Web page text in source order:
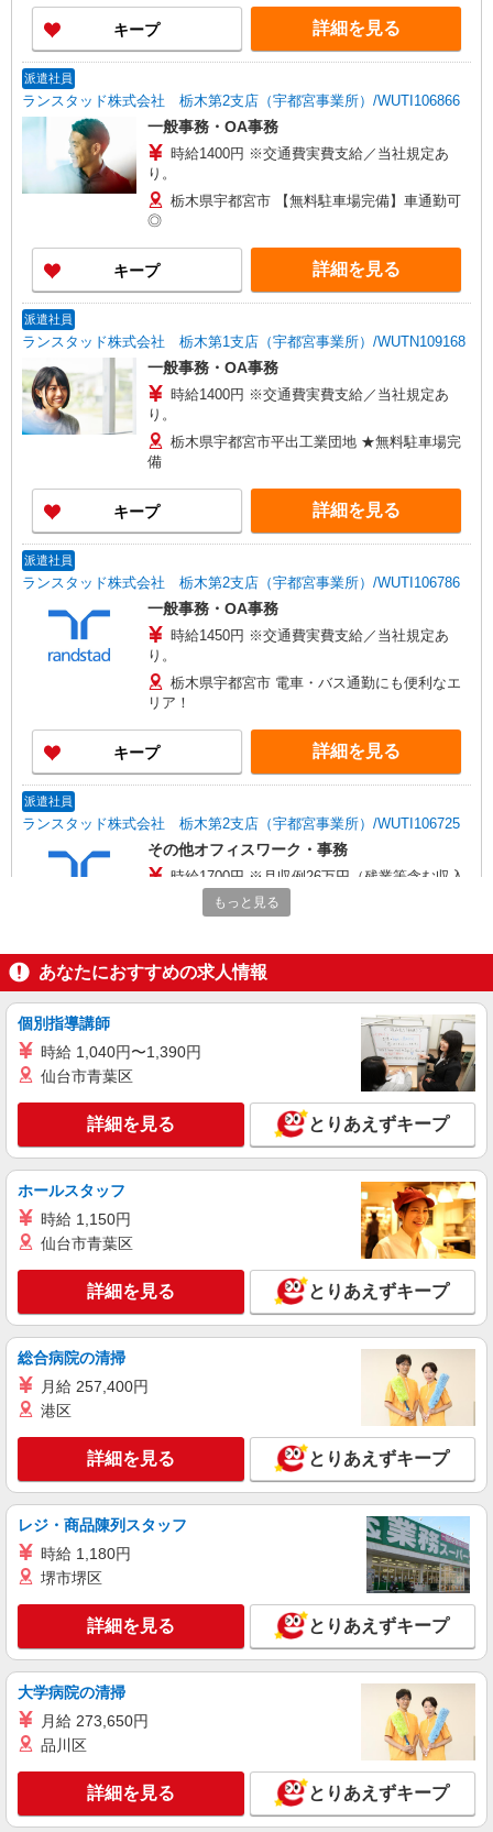
キープ 詳細を見る
派遣社員
ランスタッド株式会社 栃木第2支店（宇都宮事業所）/WUTI106866
一般事務・OA事務
時給1400円 ※交通費実費支給／当社規定あ
り。
栃木県宇都宮市 【無料駐車場完備】車通勤可
◎
キープ 詳細を見る
派遣社員
ランスタッド株式会社 栃木第1支店（宇都宮事業所）/WUTN109168
一般事務・OA事務
時給1400円 ※交通費実費支給／当社規定あ
り。
栃木県宇都宮市平出工業団地 ★無料駐車場完
備
キープ 詳細を見る
派遣社員
ランスタッド株式会社 栃木第2支店（宇都宮事業所）/WUTI106786
一般事務・OA事務
時給1450円 ※交通費実費支給／当社規定あ
り。
栃木県宇都宮市 電車・バス通勤にも便利なエ
リア！
キープ 詳細を見る
派遣社員
ランスタッド株式会社 栃木第2支店（宇都宮事業所）/WUTI106725
その他オフィスワーク・事務
時給1700円 ※月収例26万円（残業等含む収入
例） 月収例：260667円＝1700円×7時間40分×20日
勤務の場合＋残業代、交通費別途支給 ※交通費実
キープ 詳細を見る
派遣社員
ランスタッド株式会社 栃木第2支店（宇都宮事業所）/WUTI106867
時給1350円 ※交通費実費支給／当社規定あ
り。
キープ 詳細を見る
ランスタッド株式会社 栃木第2支店（宇都宮事業所）/WUTI106809
一般事務・OA事務
時給1450円 ※交通費実費支給／当社規定あ
栃木県宇都宮市 【無料駐車場完備】車通勤可
キープ 詳細を見る
派遣社員
ランスタッド株式会社 栃木第1支店（宇都宮事業所）/WUTN109152
一般事務・OA事務
時給1400円 ※交通費実費支給／当社規定あ
栃木県宇都宮市平出工業団地 ★無料駐車場完
備
キープ 詳細を見る
紹介予定派遣
ランスタッド株式会社 栃木第2支店（宇都宮事業所）/WUTI106810
一般事務・OA事務
時給1200円 ※交通費実費支給／当社規定あ
り。
もっと見る
あなたにおすすめの求人情報
個別指導講師
時給 1,040円〜1,390円
仙台市青葉区
詳細を見る とりあえずキープ
ホールスタッフ
時給 1,150円
仙台市青葉区
詳細を見る とりあえずキープ
総合病院の清掃
月給 257,400円
港区
詳細を見る とりあえずキープ
レジ・商品陳列スタッフ
時給 1,180円
堺市堺区
詳細を見る とりあえずキープ
大学病院の清掃
月給 273,650円
品川区
詳細を見る とりあえずキープ